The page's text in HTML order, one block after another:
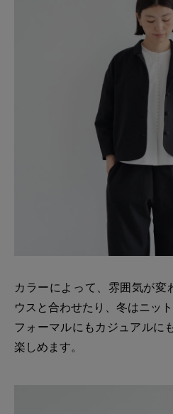
カラーによって、雰囲気が変
ウスと合わせたり、冬はニッ
フォーマルにもカジュアルに
楽しめます。